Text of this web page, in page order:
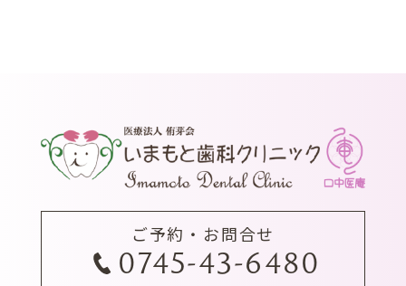
ご予約・お問合せ
0745-43-6480